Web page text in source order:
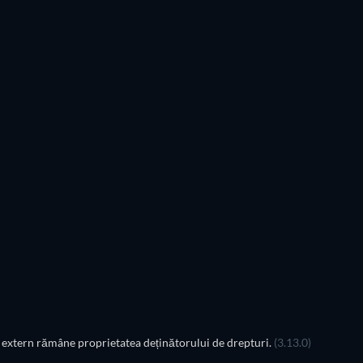
rămâne proprietatea deținătorului de drepturi. (3.13.0)